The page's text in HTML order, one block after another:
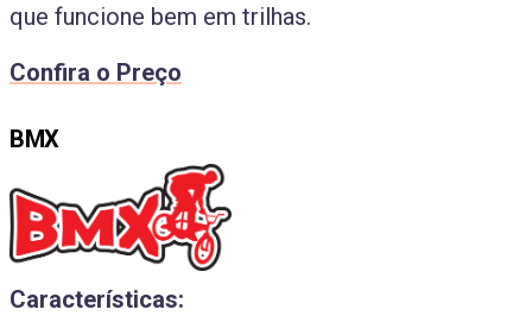
que funcione bem em trilhas.
Confira o Preço
BMX
Características: